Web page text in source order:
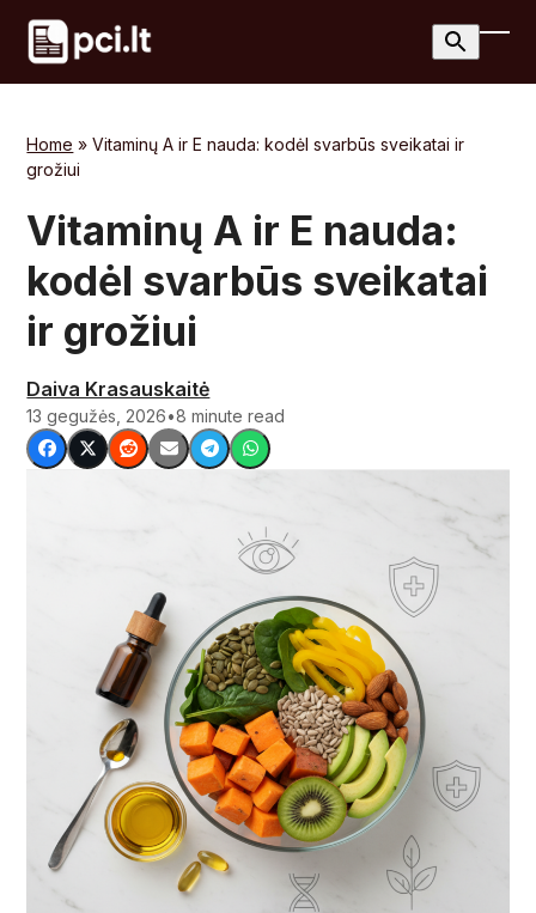
Skip
content
Home »Vitaminų A ir E nauda: kodėl svarbūs sveikatai ir
grožiui
Vitaminų A ir E nauda:
kodėl svarbūs sveikatai
ir grožiui
Daiva Krasauskaitė
13 gegužės, 2026•8 minute read